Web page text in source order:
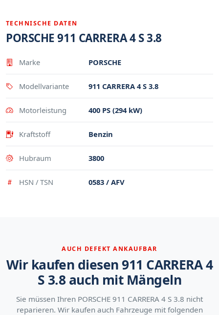
TECHNISCHE DATEN
PORSCHE 911 CARRERA 4 S 3.8
Eigenschaft
Marke PORSCHE
Modellvariante 911 CARRERA 4 S 3.8
Motorleistung 400 PS (294 kW)
Kraftstoff Benzin
Hubraum 3800
HSN / TSN 0583 / AFV
AUCH DEFEKT ANKAUFBAR
Wir kaufen diesen 911 CARRERA 4
S 3.8 auch mit Mängeln
Sie müssen Ihren PORSCHE 911 CARRERA 4 S 3.8 nicht
reparieren. Wir kaufen auch Fahrzeuge mit folgenden